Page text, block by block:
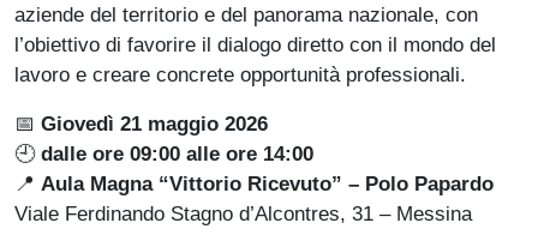
aziende del territorio e del panorama nazionale, con
l’obiettivo di favorire il dialogo diretto con il mondo del
lavoro e creare concrete opportunità professionali.
📅 Giovedì 21 maggio 2026
🕘 dalle ore 09:00 alle ore 14:00
📍 Aula Magna “Vittorio Ricevuto” – Polo Papardo
Viale Ferdinando Stagno d’Alcontres, 31 – Messina